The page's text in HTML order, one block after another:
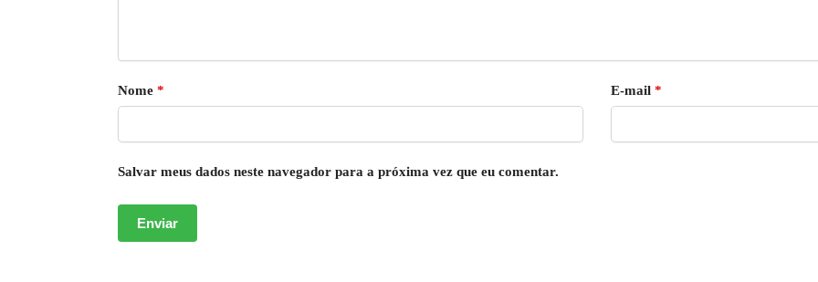
Nome * E-mail *
Salvar meus dados neste navegador para a próxima vez que eu comentar.